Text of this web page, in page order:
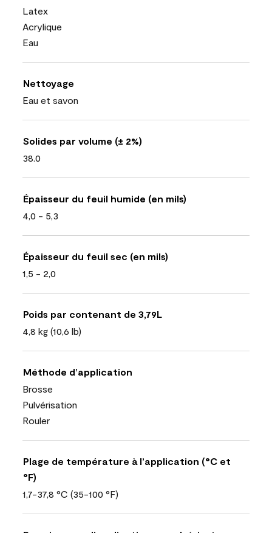
Latex
Acrylique
Eau
Nettoyage
Eau et savon
Solides par volume (± 2%)
38.0
Épaisseur du feuil humide (en mils)
4,0 - 5,3
Épaisseur du feuil sec (en mils)
1,5 - 2,0
Poids par contenant de 3,79L
4,8 kg (10,6 lb)
Méthode d’application
Brosse
Pulvérisation
Rouler
Plage de température à l’application (°C et
°F)
1,7-37,8 °C (35-100 °F)